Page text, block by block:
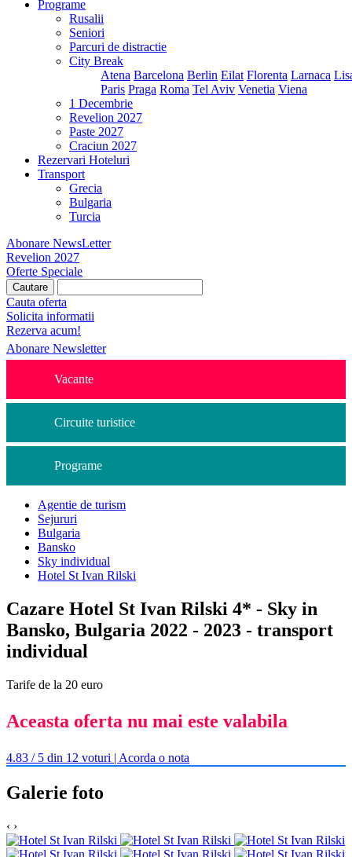
Programe
Rusalii
Seniori
Parcuri de distractie
City Break
Atena Barcelona Berlin Eilat Florenta Larnaca
Paris Praga Roma Tel Aviv Venetia Viena
1 Decembrie
Revelion 2027
Paste 2027
Craciun 2027
Rezervari Hoteluri
Transport
Grecia
Bulgaria
Turcia
Abonare NewsLetter
Revelion 2027
Oferte Speciale
Cauta oferta
Solicita informatii
Rezerva acum!
Abonare Newsletter
Vacante
Circuite turistice
Programe
Agentie de turism
Sejururi
Bulgaria
Bansko
Sky individual
Hotel St Ivan Rilski
Cazare Hotel St Ivan Rilski 4* - Sky in
Bansko, Bulgaria 2022 - 2023 - transport
individual
Tarife de la 20 euro
Aceasta oferta nu mai este valabila
4.83 / 5 din 12 voturi | Acorda o nota
Galerie foto
‹ ›